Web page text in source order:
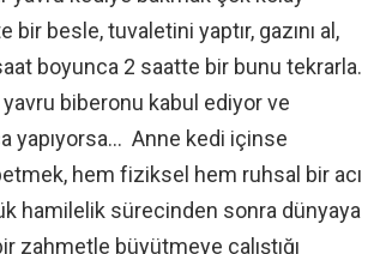
bir besle, tuvaletini yaptır, gazını al,
boyunca 2 saatte bir bunu tekrarla.
biberonu kabul ediyor ve
yapıyorsa… Anne kedi içinse
hem fiziksel hem ruhsal bir acı
hamilelik sürecinden sonra dünyaya
zahmetle büyütmeye çalıştığı